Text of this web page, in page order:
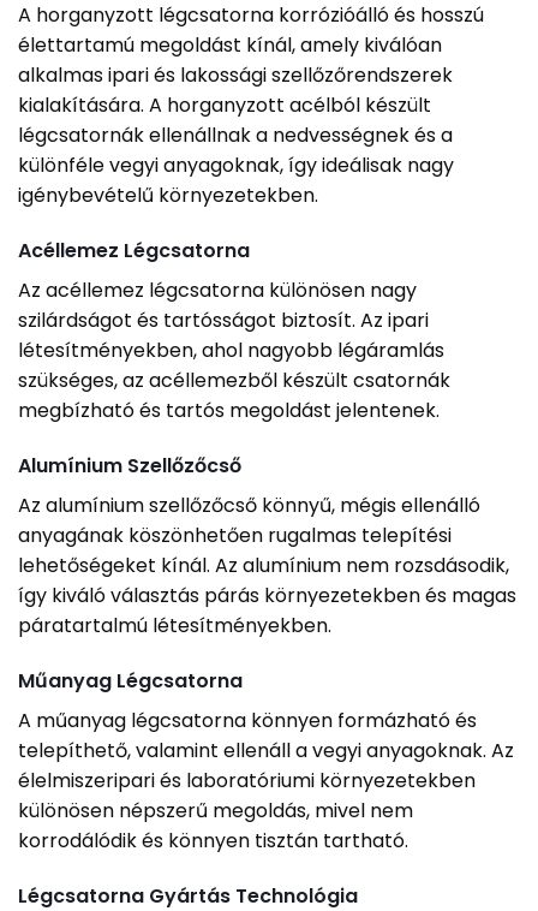
A horganyzott légcsatorna korrózióálló és hosszú
élettartamú megoldást kínál, amely kiválóan
alkalmas ipari és lakossági szellőzőrendszerek
kialakítására. A horganyzott acélból készült
légcsatornák ellenállnak a nedvességnek és a
különféle vegyi anyagoknak, így ideálisak nagy
igénybevételű környezetekben.
Acéllemez Légcsatorna
Az acéllemez légcsatorna különösen nagy
szilárdságot és tartósságot biztosít. Az ipari
létesítményekben, ahol nagyobb légáramlás
szükséges, az acéllemezből készült csatornák
megbízható és tartós megoldást jelentenek.
Alumínium Szellőzőcső
Az alumínium szellőzőcső könnyű, mégis ellenálló
anyagának köszönhetően rugalmas telepítési
lehetőségeket kínál. Az alumínium nem rozsdásodik,
így kiváló választás párás környezetekben és magas
páratartalmú létesítményekben.
Műanyag Légcsatorna
A műanyag légcsatorna könnyen formázható és
telepíthető, valamint ellenáll a vegyi anyagoknak. Az
élelmiszeripari és laboratóriumi környezetekben
különösen népszerű megoldás, mivel nem
korrodálódik és könnyen tisztán tartható.
Légcsatorna Gyártás Technológia